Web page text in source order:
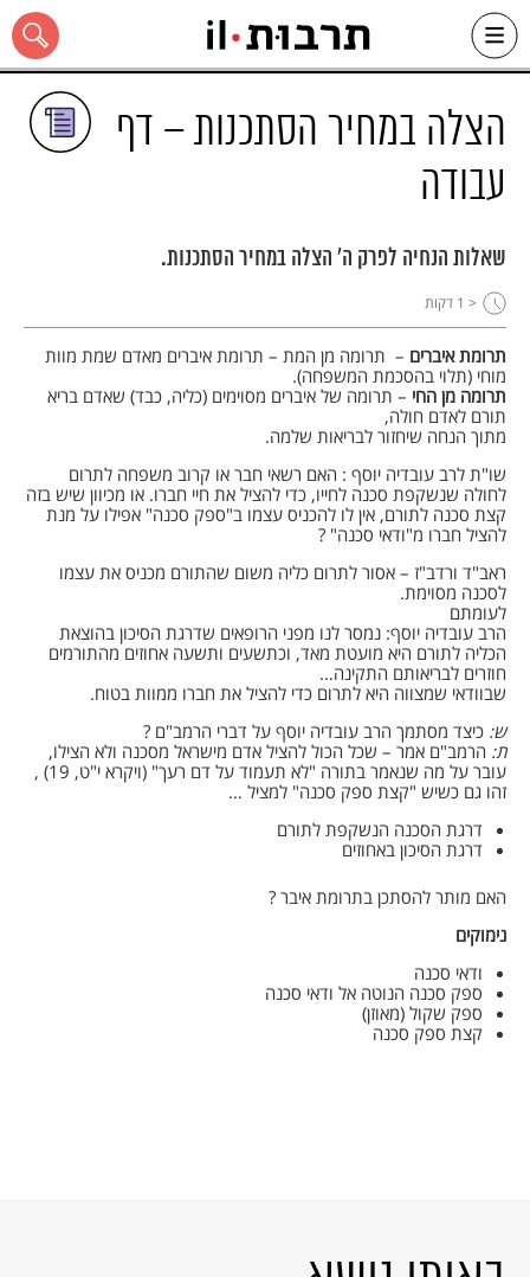
Skip
content
כל האתר
הצלה במחיר הסתכנות – דף
עבודה
שאלות הנחיה לפרק ה' הצלה במחיר הסתכנות.
< 1 דקות
תרומת איברים – תרומה מן המת – תרומת איברים מאדם שמת מוות
מוחי (תלוי בהסכמת המשפחה).
תרומה מן החי – תרומה של איברים מסוימים (כליה, כבד) שאדם בריא
תורם לאדם חולה,
מתוך הנחה שיחזור לבריאות שלמה.
שו"ת לרב עובדיה יוסף : האם רשאי חבר או קרוב משפחה לתרום
לחולה שנשקפת סכנה לחייו, כדי להציל את חיי חברו. או מכיוון שיש בזה
קצת סכנה לתורם, אין לו להכניס עצמו ב"ספק סכנה" אפילו על מנת
להציל חברו מ"ודאי סכנה" ?
ראב"ד ורדב"ז – אסור לתרום כליה משום שהתורם מכניס את עצמו
לסכנה מסוימת.
לעומתם
הרב עובדיה יוסף: נמסר לנו מפני הרופאים שדרגת הסיכון בהוצאת
הכליה לתורם היא מועטת מאד, וכתשעים ותשעה אחוזים מהתורמים
חוזרים לבריאותם התקינה…
שבוודאי שמצווה היא לתרום כדי להציל את חברו ממוות בטוח.
ש: כיצד מסתמך הרב עובדיה יוסף על דברי הרמב"ם ?
ת: הרמב"ם אמר – שכל הכול להציל אדם מישראל מסכנה ולא הצילו,
עובר על מה שנאמר בתורה "לא תעמוד על דם רעך" (ויקרא י"ט, 19) ,
זהו גם כשיש "קצת ספק סכנה" למציל …
דרגת הסכנה הנשקפת לתורם
דרגת הסיכון באחוזים
האם מותר להסתכן בתרומת איבר ?
נימוקים
ודאי סכנה
ספק סכנה הנוטה אל ודאי סכנה
ספק שקול (מאוזן)
קצת ספק סכנה